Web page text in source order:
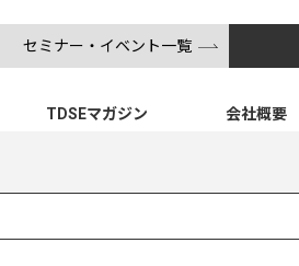
セミナー・イベント一覧
TDSEマガジン 会社概要